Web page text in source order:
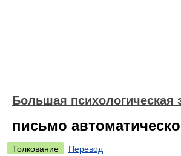
Большая психологическая
письмо
Толкование
Перевод